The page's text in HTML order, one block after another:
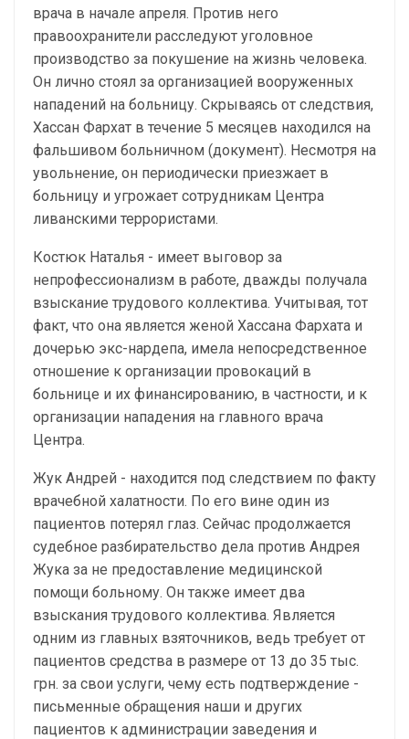
врача в начале апреля. Против него
правоохранители расследуют уголовное
производство за покушение на жизнь человека.
Он лично стоял за организацией вооруженных
нападений на больницу. Скрываясь от следствия,
Хассан Фархат в течение 5 месяцев находился на
фальшивом больничном (документ). Несмотря на
увольнение, он периодически приезжает в
больницу и угрожает сотрудникам Центра
ливанскими террористами.
Костюк Наталья - имеет выговор за
непрофессионализм в работе, дважды получала
взыскание трудового коллектива. Учитывая, тот
факт, что она является женой Хассана Фархата и
дочерью экс-нардепа, имела непосредственное
отношение к организации провокаций в
больнице и их финансированию, в частности, и к
организации нападения на главного врача
Центра.
Жук Андрей - находится под следствием по факту
врачебной халатности. По его вине один из
пациентов потерял глаз. Сейчас продолжается
судебное разбирательство дела против Андрея
Жука за не предоставление медицинской
помощи больному. Он также имеет два
взыскания трудового коллектива. Является
одним из главных взяточников, ведь требует от
пациентов средства в размере от 13 до 35 тыс.
грн. за свои услуги, чему есть подтверждение -
письменные обращения наши и других
пациентов к администрации заведения и